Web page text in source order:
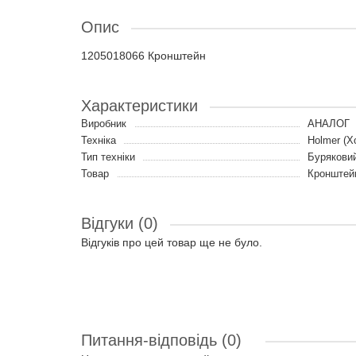
Опис
1205018066 Кронштейн
Характеристики
Виробник
АНАЛОГ
Техніка
Holmer
Тип техніки
Товар
Відгуки (0)
Відгуків про цей товар ще не було.
Питання-відповідь (0)